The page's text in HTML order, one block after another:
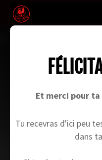
Et merci pour
Tu recevras d'ici peu
dans ta